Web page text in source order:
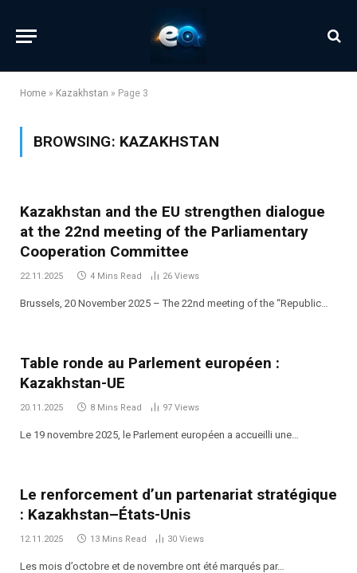
Home » Kazakhstan » Page 3
BROWSING: KAZAKHSTAN
Kazakhstan and the EU strengthen dialogue
at the 22nd meeting of the Parliamentary
Cooperation Committee
22.11.2025 4 Mins Read 26 Views
Brussels, 20 November 2025 – The 22nd meeting of the “Republic…
Table ronde au Parlement européen :
Kazakhstan-UE
20.11.2025 8 Mins Read 97 Views
Le 19 novembre 2025, le Parlement européen a accueilli une…
Le renforcement d’un partenariat stratégique
: Kazakhstan–États-Unis
12.11.2025 13 Mins Read 30 Views
Les mois d’octobre et de novembre ont été marqués par…